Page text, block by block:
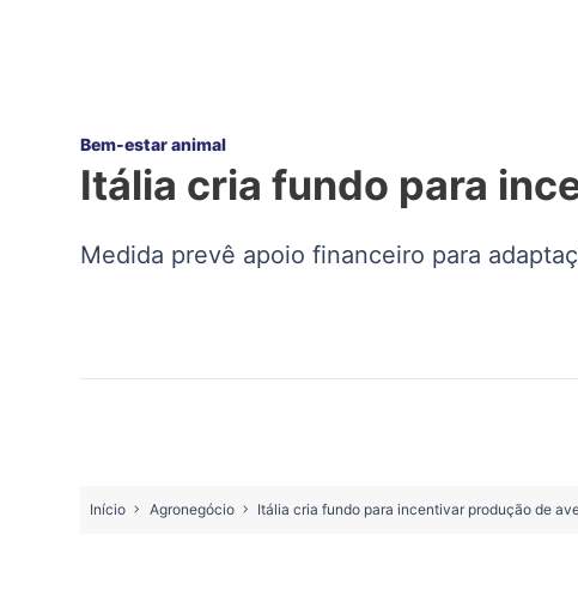
Bem-estar animal
Itália cria fundo para
Medida prevê apoio financeiro para
Início Agronegócio Itália cria fundo para incentivar produção de